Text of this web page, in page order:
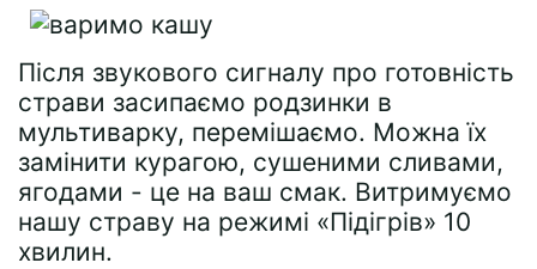
Після звукового сигналу про готовність
страви засипаємо родзинки в
мультиварку, перемішаємо. Можна їх
замінити курагою, сушеними сливами,
ягодами - це на ваш смак. Витримуємо
нашу страву на режимі «Підігрів» 10
хвилин.